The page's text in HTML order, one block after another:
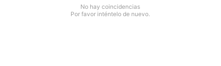
No hay coincidencias
Por favor inténtelo de nuevo.